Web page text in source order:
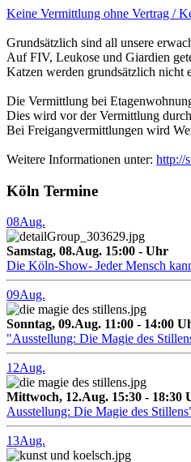
Keine Vermittlung ohne Vertrag /
Grundsätzlich sind all unsere
Auf FIV, Leukose und Giardien
Katzen werden grundsätzlich nicht
Die Vermittlung bei
Dies wird vor der Vermittlung
Bei Freigangvermittlungen wird
Weitere Informationen unter: http://
Köln Termine
08Aug.
Samstag, 08.Aug. 15:00 - Uhr
Die Köln-Show- Jeder Mensch
09Aug.
Sonntag, 09.Aug. 11:00 - 14:00
"Ausstellung: Die Magie des
12Aug.
Mittwoch, 12.Aug. 15:30 - 18:30
Ausstellung: Die Magie des
13Aug.